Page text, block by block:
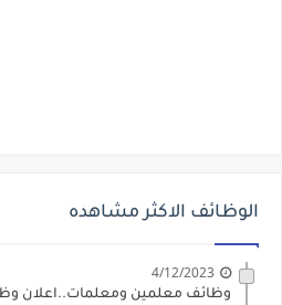
الوظائف الاكثر مشاهده
4/12/2023
وظائف معلمين ومعلمات..اعلان